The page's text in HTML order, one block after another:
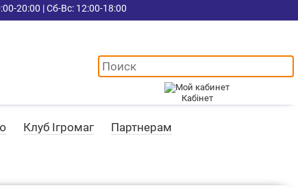
20:00 | Сб-Вс: 12:00-18:00
Кабінет
Клуб Ігромаг Партнерам